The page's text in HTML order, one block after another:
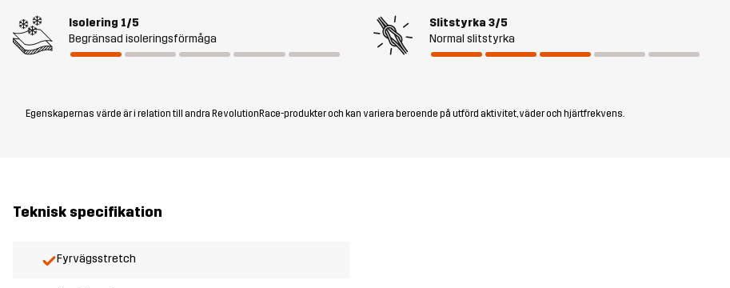
Isolering 1/5
Begränsad isoleringsförmåga
Slitstyrka 3/5
Normal slitstyrka
Egenskapernas värde är i relation till andra RevolutionRace-produkter och kan variera beroende på utförd aktivitet, väder och hjärtfrekvens.
Teknisk specifikation
Fyrvägsstretch